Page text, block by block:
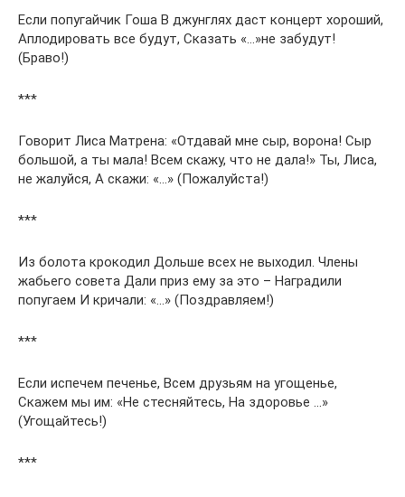
Если попугайчик Гоша В джунглях даст концерт хороший,
Аплодировать все будут, Сказать «…»не забудут!
(Браво!)
***
Говорит Лиса Матрена: «Отдавай мне сыр, ворона! Сыр
большой, а ты мала! Всем скажу, что не дала!» Ты, Лиса,
не жалуйся, А скажи: «…» (Пожалуйста!)
***
Из болота крокодил Дольше всех не выходил. Члены
жабьего совета Дали приз ему за это – Наградили
попугаем И кричали: «…» (Поздравляем!)
***
Если испечем печенье, Всем друзьям на угощенье,
Скажем мы им: «Не стесняйтесь, На здоровье …»
(Угощайтесь!)
***